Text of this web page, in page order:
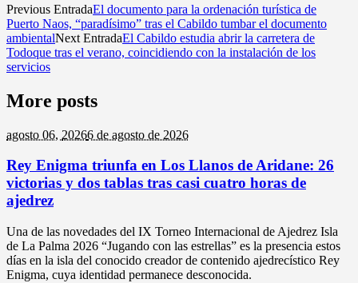
Previous EntradaEl documento para la ordenación turística de
Puerto Naos, “paradísimo” tras el Cabildo tumbar el documento
ambientalNext EntradaEl Cabildo estudia abrir la carretera de
Todoque tras el verano, coincidiendo con la instalación de los
servicios
More posts
agosto 06, 20266 de agosto de 2026
Rey Enigma triunfa en Los Llanos de Aridane: 26
victorias y dos tablas tras casi cuatro horas de
ajedrez
Una de las novedades del IX Torneo Internacional de Ajedrez Isla
de La Palma 2026 “Jugando con las estrellas” es la presencia estos
días en la isla del conocido creador de contenido ajedrecístico Rey
Enigma, cuya identidad permanece desconocida.